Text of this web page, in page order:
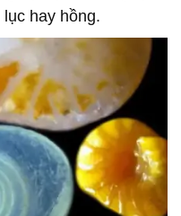
hay hồng.